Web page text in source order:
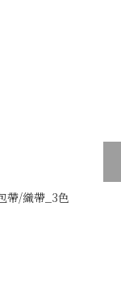
帶/織帶_3色